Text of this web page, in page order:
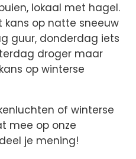
lokaal met hagel.
op natte sneeuw
guur, donderdag iets
droger maar
op winterse
of winterse
mee op onze
je mening!